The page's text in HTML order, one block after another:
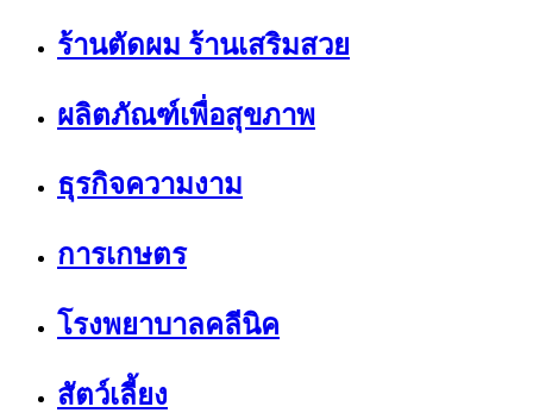
ร้านตัดผม ร้านเสริมสวย
ผลิตภัณฑ์เพื่อสุขภาพ
ธุรกิจความงาม
การเกษตร
โรงพยาบาลคลีนิค
สัตว์เลี้ยง